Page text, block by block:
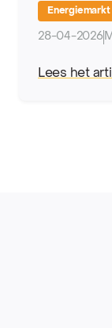
Energiemarkt
28-04-2026
Lees het